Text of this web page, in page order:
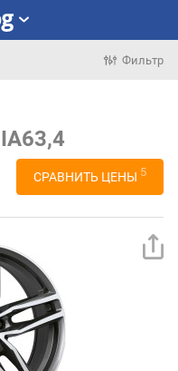
Фильтр
СРАВНИТЬ ЦЕНЫ 5